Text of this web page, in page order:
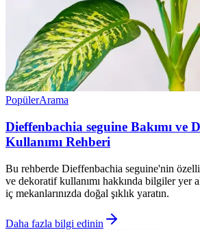
PopülerArama
Dieffenbachia seguine Bakımı ve
Kullanımı Rehberi
Bu rehberde Dieffenbachia seguine'nin
ve dekoratif kullanımı hakkında bilgiler yer
iç mekanlarınızda doğal şıklık yaratın.
Daha fazla bilgi edinin